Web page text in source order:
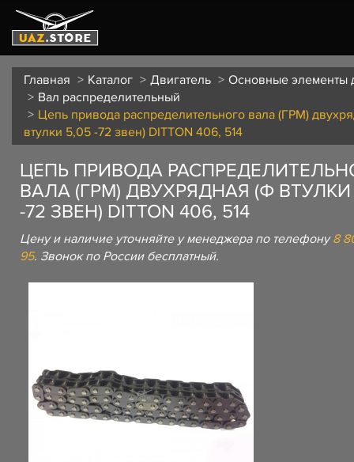
Главная Каталог Двигатель
Основные элементы
Вал распределительный
Цепь привода распределительного вала (ГРМ)
втулки 5,05 -72 звен) DITTON 406, 514
ЦЕПЬ ПРИВОДА
ВАЛА (ГРМ) ДВУХРЯДНАЯ (Ф ВТУЛКИ
-72 ЗВЕН) DITTON 406, 514
Цену и наличие уточняйте у менеджера по телефону8
95. Звонок по России бесплатный.